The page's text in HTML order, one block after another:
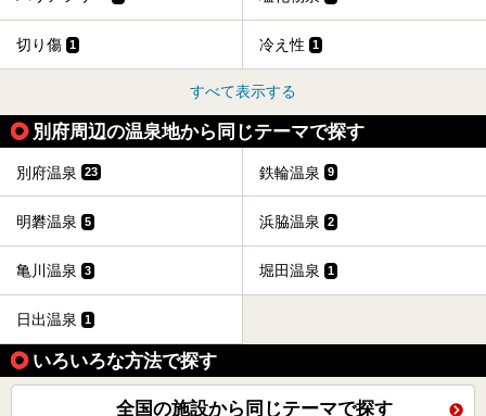
切り傷 1 冷え性 1
すべて表示する
別府周辺の温泉地から同じテーマで探す
別府温泉 23 鉄輪温泉 9
明礬温泉 5 浜脇温泉 2
亀川温泉 3 堀田温泉 1
日出温泉 1
いろいろな方法で探す
全国の施設から同じテーマで探す